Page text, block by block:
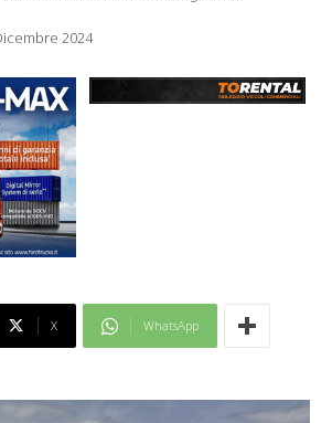
2024
X WhatsApp